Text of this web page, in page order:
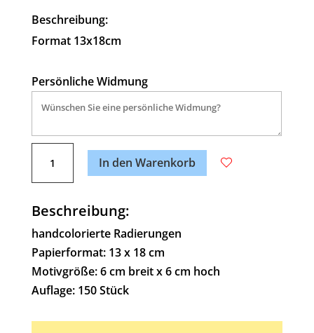
Beschreibung:
Format 13x18cm
Persönliche Widmung
Stündchen
In den Warenkorb
A
r
n
a
t
i
e
Beschreibung:
handcolorierte Radierungen
Papierformat: 13 x 18 cm
Motivgröße: 6 cm breit x 6 cm hoch
Auflage: 150 Stück